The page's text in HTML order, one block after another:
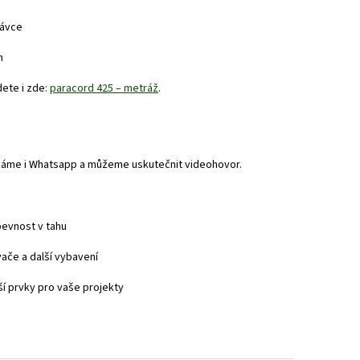
i zde: paracord 425 – metráž.
i Whatsapp a můžeme uskutečnit videohovor.
v tahu
a další vybavení
prvky pro vaše projekty